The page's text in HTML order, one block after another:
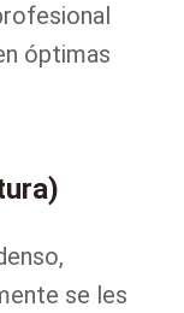
óptimas
se les